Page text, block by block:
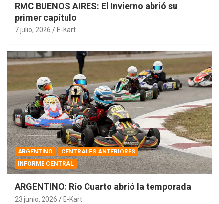
RMC BUENOS AIRES: El Invierno abrió su
primer capítulo
7 julio, 2026 E-Kart
ARGENTINO
CENTRALES ANTERIORES
INFORME CENTRAL
ARGENTINO: Río Cuarto abrió la temporada
23 junio, 2026 E-Kart